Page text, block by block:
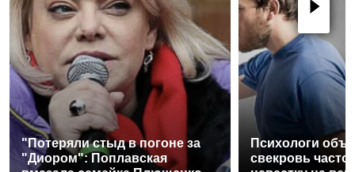
"Потеряли стыд в погоне за
"Диором": Поплавская
Психологи
свекровь часто